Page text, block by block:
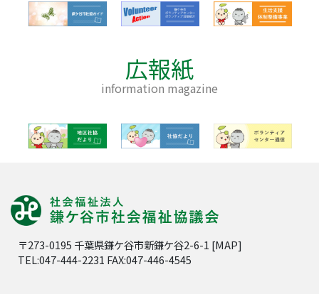
広報紙
information magazine
〒273-0195 千葉県鎌ケ谷市新鎌ケ谷2-6-1 [MAP]
TEL:047-444-2231 FAX:047-446-4545